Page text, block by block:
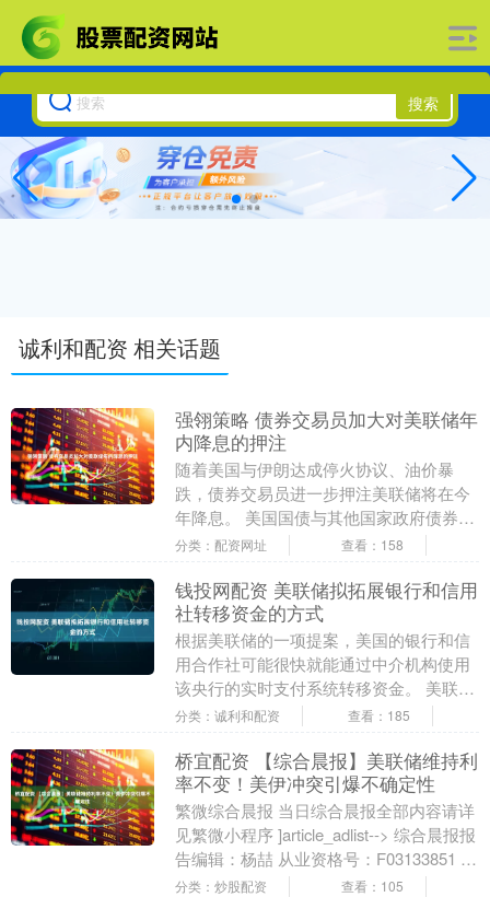
搜索
诚利和配资 相关话题
强翎策略 债券交易员加大对美联储年
内降息的押注
随着美国与伊朗达成停火协议、油价暴
跌，债券交易员进一步押注美联储将在今
年降息。 美国国债与其他国家政府债券市
场一同上涨，回补了自 2 月 28 日冲突爆
分类：配资网址 查看：158
钱投网配资 美联储拟拓展银行和信用
社转移资金的方式
根据美联储的一项提案，美国的银行和信
用合作社可能很快就能通过中介机构使用
该央行的实时支付系统转移资金。 美联储
周三公布的这项计划将扩大可使用
分类：诚利和配资 查看：185
桥宜配资 【综合晨报】美联储维持利
率不变！美伊冲突引爆不确定性
繁微综合晨报 当日综合晨报全部内容请详
见繁微小程序 ]article_adlist--> 综合晨报报
告编辑：杨喆 从业资格号：F03133851 投
资咨询号：Z....
分类：炒股配资 查看：105